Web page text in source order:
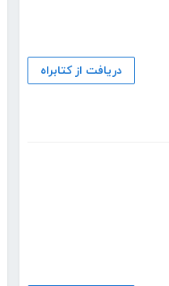
دریافت از کتابراه